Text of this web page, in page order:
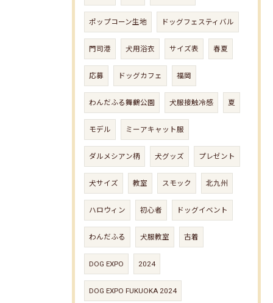
ポップコーン生地 ドッグフェスティバル
門司港 犬用浴衣 サイズ表 春夏
応募 ドッグカフェ 福岡
わんだふる舞鶴公園 犬服接触冷感 夏
モデル ミーアキャット服
ダルメシアン柄 犬グッズ プレゼント
犬サイズ 教室 スモック 北九州
ハロウィン 初心者 ドッグイベント
わんだふる 犬服教室 古着
DOG EXPO 2024
DOG EXPO FUKUOKA 2024